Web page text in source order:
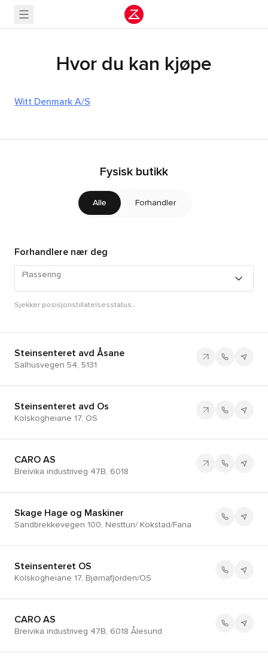
Hvor du kan kjøpe
Witt Denmark A/S
Fysisk butikk
Alle Forhandler
Forhandlere nær deg
Plassering
Sjekker posisjonstillatelsesstatus...
Steinsenteret avd Åsane
Salhusvegen 54, 5131
Steinsenteret avd Os
Kolskogheiane 17, OS
CARO AS
Breivika industriveg 47B, 6018
Skage Hage og Maskiner
Sandbrekkevegen 100, Nesttun/ Kokstad/Fana
Steinsenteret OS
Kolskogheiane 17, Bjørnafjorden/OS
CARO AS
Breivika industriveg 47B, 6018 Ålesund